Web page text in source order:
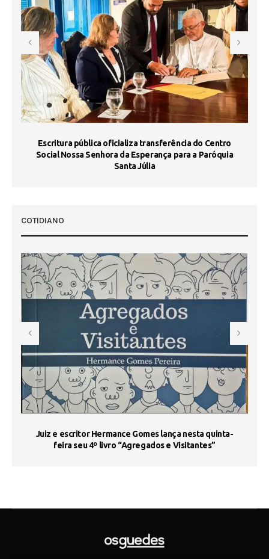
Escritura pública oficializa transferência do Centro
Social Nossa Senhora da Esperança para a Paróquia
Santa Júlia
COTIDIANO
Juiz e escritor Hermance Gomes lança nesta quinta-
feira seu 4º livro “Agregados e Visitantes”